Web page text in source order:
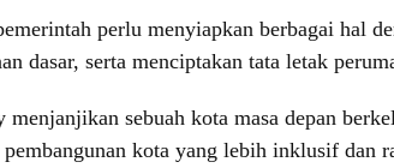
perlu menyiapkan berbagai hal
dasar, serta menciptakan tata letak
sebuah kota masa depan
kota yang lebih inklusif dan